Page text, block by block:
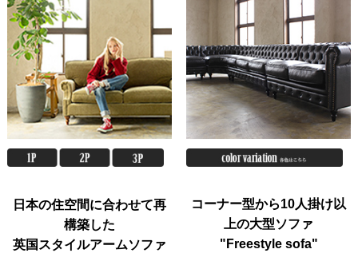
日本の住空間に合わせて再
構築した
英国スタイルアームソファ
コーナー型から10人掛け以
上の大型ソファ
"Freestyle sofa"